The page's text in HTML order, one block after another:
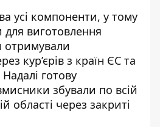
усі компоненти, у тому
для виготовлення
отримували
кур’єрів з країн ЄС та
готову
збували по всій
області через закриті